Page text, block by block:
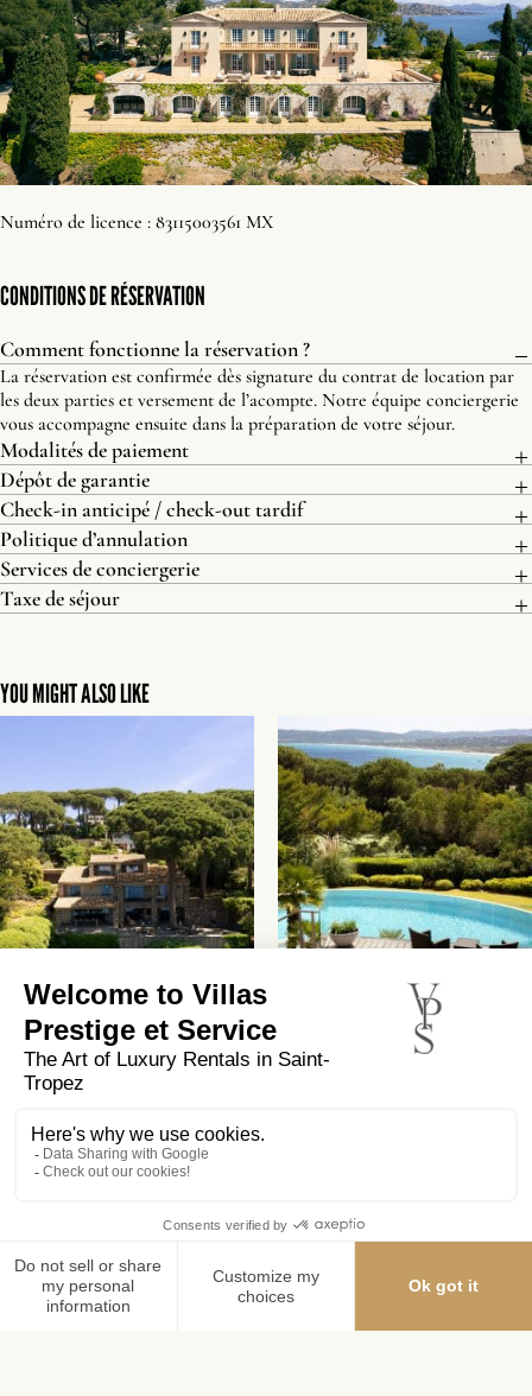
Numéro de licence : 83115003561 MX
CONDITIONS DE RÉSERVATION
Comment fonctionne la réservation ?
La réservation est confirmée dès signature du contrat de location par
les deux parties et versement de l’acompte. Notre équipe conciergerie
vous accompagne ensuite dans la préparation de votre séjour.
Modalités de paiement
Dépôt de garantie
Check-in anticipé / check-out tardif
Politique d’annulation
Services de conciergerie
Taxe de séjour
YOU MIGHT ALSO LIKE
HIDDEN WATERS –La Croix Valmer
400m²
IRRESISTIBLE SEA VIEW –Ramatuelle
102 Av. Bernard Blua,
Route des Plages 83990 Saint-Tropez
+33 4 94 97 30 78
RÉSERVER